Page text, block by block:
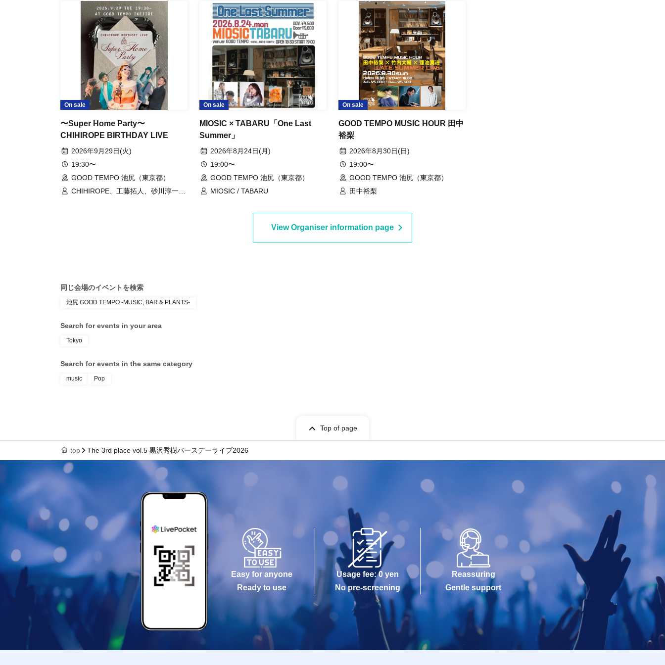
On sale
〜Super Home Party〜
CHIHIROPE BIRTHDAY LIVE
2026年9月29日(火)
19:30〜
GOOD TEMPO 池尻（東京都）
CHIHIROPE、工藤拓人、砂川淳一、
On sale
MIOSIC × TABARU「One Last
Summer」
2026年8月24日(月)
19:00〜
GOOD TEMPO 池尻（東京都）
MIOSIC / TABARU
On sale
GOOD TEMPO MUSIC HOUR 田中
裕梨
2026年8月30日(日)
19:00〜
GOOD TEMPO 池尻（東京都）
田中裕梨
View Organiser information page
同じ会場のイベントを検索
池尻 GOOD TEMPO -MUSIC, BAR & PLANTS-
Search for events in your area
Tokyo
Search for events in the same category
music Pop
Top of page
top The 3rd place vol.5 黒沢秀樹バースデーライブ2026
Easy for anyone
Ready to use
Usage fee: 0 yen
No pre-screening
Reassuring
Gentle support